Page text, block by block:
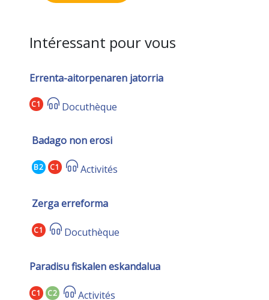
Intéressant pour vous
Errenta-aitorpenaren jatorria
C1 Docuthèque
Badago non erosi
B2 C1 Activités
Zerga erreforma
C1 Docuthèque
Paradisu fiskalen eskandalua
C1 C2 Activités